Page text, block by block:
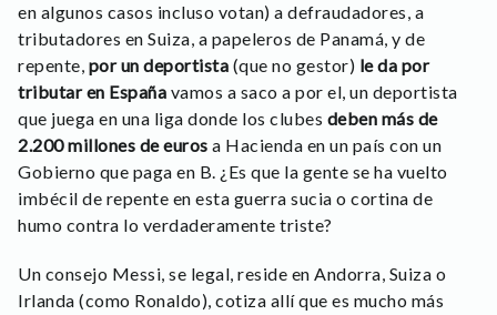
en algunos casos incluso votan) a defraudadores, a
tributadores en Suiza, a papeleros de Panamá, y de
repente, por un deportista (que no gestor) le da por
tributar en España vamos a saco a por el, un deportista
que juega en una liga donde los clubes deben más de
2.200 millones de euros a Hacienda en un país con un
Gobierno que paga en B. ¿Es que la gente se ha vuelto
imbécil de repente en esta guerra sucia o cortina de
humo contra lo verdaderamente triste?
Un consejo Messi, se legal, reside en Andorra, Suiza o
Irlanda (como Ronaldo), cotiza allí que es mucho más